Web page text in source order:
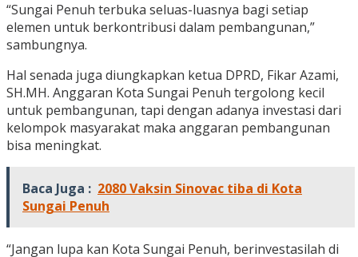
“Sungai Penuh terbuka seluas-luasnya bagi setiap
elemen untuk berkontribusi dalam pembangunan,”
sambungnya.
Hal senada juga diungkapkan ketua DPRD, Fikar Azami,
SH.MH. Anggaran Kota Sungai Penuh tergolong kecil
untuk pembangunan, tapi dengan adanya investasi dari
kelompok masyarakat maka anggaran pembangunan
bisa meningkat.
Baca Juga : 2080 Vaksin Sinovac tiba di Kota
Sungai Penuh
“Jangan lupa kan Kota Sungai Penuh, berinvestasilah di